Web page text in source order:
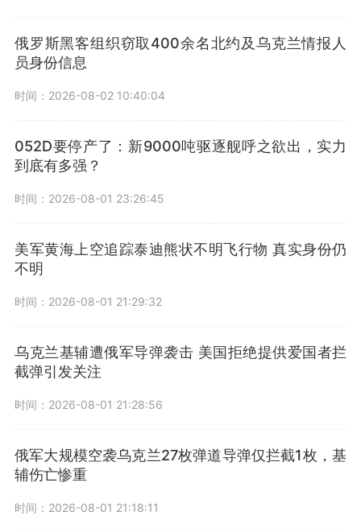
俄罗斯黑客组织窃取400余名北约及乌克兰情报人
员身份信息
时间：2026-08-02 10:40:04
052D要停产了：新9000吨驱逐舰呼之欲出，实力
到底有多强？
时间：2026-08-01 23:26:45
美军黄海上空追踪泰迪熊状不明飞行物 真实身份仍
不明
时间：2026-08-01 21:29:32
乌克兰基辅遭俄军导弹袭击 美国拒绝提供爱国者拦
截弹引发关注
时间：2026-08-01 21:28:56
俄军大规模空袭乌克兰27枚弹道导弹仅拦截1枚，基
辅伤亡惨重
时间：2026-08-01 21:18:11